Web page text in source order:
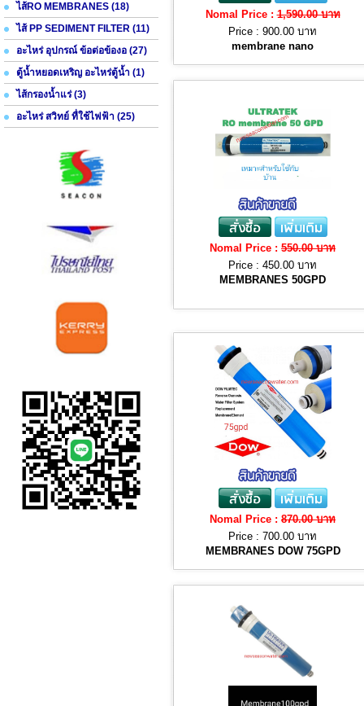
ไส้RO MEMBRANES (18)
ไส้ PP SEDIMENT FILTER (11)
อะไหร่ อุปกรณ์ ข้อต่อข้องอ (27)
ตู้น้ำหยอดเหริญ อะไหร่ตู้น้ำ (1)
ไส้กรองน้ำแร่ (3)
อะไหร่ สวิทย์ ทื่ใช้ไฟฟ้า (25)
Nomal Price :1,590.00 บาท
Price : 900.00 บาท
membrane nano
Nomal Price : 550.00 บาท
Price : 450.00 บาท
MEMBRANES 50GPD
Nomal Price : 870.00 บาท
Price : 700.00 บาท
MEMBRANES DOW 75GPD